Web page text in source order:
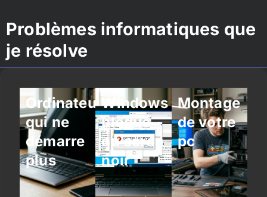
Problèmes informatiques que
je résolve
Ordinateur
qui ne
démarre
plus
Windows
bloqué
ou écran
noir
Montage
de votre
pc